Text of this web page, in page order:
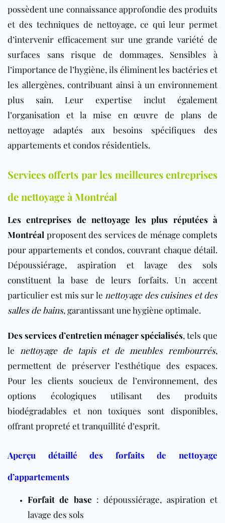
possèdent une connaissance approfondie des produits
et des techniques de nettoyage, ce qui leur permet
d’intervenir efficacement sur une grande variété de
surfaces sans risque de dommages. Sensibles à
l’importance de l’hygiène, ils éliminent les bactéries et
les allergènes, contribuant ainsi à un environnement
plus sain. Leur expertise inclut également
l’organisation et la mise en œuvre de plans de
nettoyage adaptés aux besoins spécifiques des
appartements et condos résidentiels.
Services offerts par les meilleures entreprises
de nettoyage à Montréal
Les entreprises de nettoyage les plus réputées à
Montréal proposent des services de ménage complets
pour appartements et condos, couvrant chaque détail.
Dépoussiérage, aspiration et lavage des sols
constituent la base de leurs forfaits. Un accent
particulier est mis sur le nettoyage descuisineset des
salles de bains, garantissant une hygiène optimale.
Des services d’entretien ménager spécialisés, tels que
le nettoyage de tapis et de meubles rembourrés,
permettent de préserver l’esthétique des espaces.
Pour les clients soucieux de l’environnement, des
options écologiques utilisant des produits
biodégradables et non toxiques sont disponibles,
offrant propreté et tranquillité d’esprit.
Aperçu détaillé des forfaits de nettoyage
d’appartements
Forfait de base : dépoussiérage, aspiration et
lavage des sols